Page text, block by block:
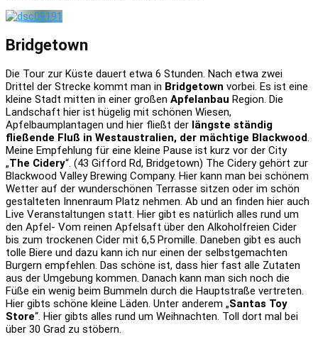
Bridgetown
Die Tour zur Küste dauert etwa 6 Stunden. Nach etwa zwei
Drittel der Strecke kommt man in Bridgetown vorbei. Es ist eine
kleine Stadt mitten in einer großen Apfelanbau Region. Die
Landschaft hier ist hügelig mit schönen Wiesen,
Apfelbaumplantagen und hier fließt der längste ständig
fließende Fluß in Westaustralien, der mächtige Blackwood.
Meine Empfehlung für eine kleine Pause ist kurz vor der City
„The Cidery“. (43 Gifford Rd, Bridgetown) The Cidery gehört zur
Blackwood Valley Brewing Company. Hier kann man bei schönem
Wetter auf der wunderschönen Terrasse sitzen oder im schön
gestalteten Innenraum Platz nehmen. Ab und an finden hier auch
Live Veranstaltungen statt. Hier gibt es natürlich alles rund um
den Apfel- Vom reinen Apfelsaft über den Alkoholfreien Cider
bis zum trockenen Cider mit 6,5 Promille. Daneben gibt es auch
tolle Biere und dazu kann ich nur einen der selbstgemachten
Burgern empfehlen. Das schöne ist, dass hier fast alle Zutaten
aus der Umgebung kommen. Danach kann man sich noch die
Füße ein wenig beim Bummeln durch die Hauptstraße vertreten.
Hier gibts schöne kleine Läden. Unter anderem „Santas Toy
Store“. Hier gibts alles rund um Weihnachten. Toll dort mal bei
über 30 Grad zu stöbern.